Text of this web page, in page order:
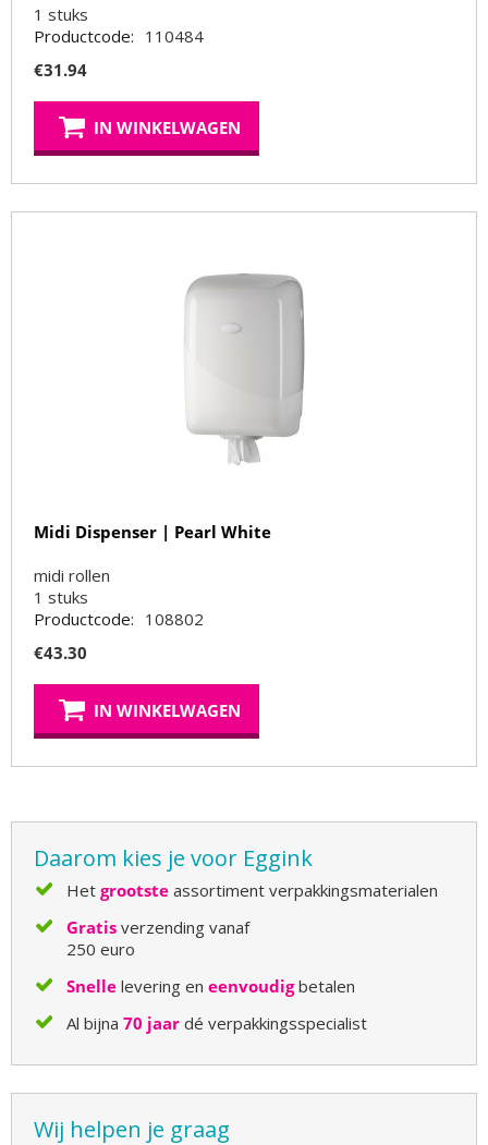
1 stuks
Productcode: 110484
€31.94
IN WINKELWAGEN
Midi Dispenser | Pearl White
midi rollen
1 stuks
Productcode: 108802
€43.30
IN WINKELWAGEN
Daarom kies je voor Eggink
Het grootste assortiment verpakkingsmaterialen
Gratis verzending vanaf
250 euro
Snelle levering en eenvoudigbetalen
Al bijna 70 jaar dé verpakkingsspecialist
Wij helpen je graag